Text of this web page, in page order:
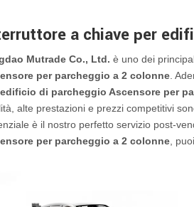
a chiave per
Mutrade Co., Ltd. è uno dei
per parcheggio a 2 colonne .
di parcheggio Ascensore per
alte prestazioni e prezzi competitivi
è il nostro perfetto servizio post-
per parcheggio a 2 colonne ,